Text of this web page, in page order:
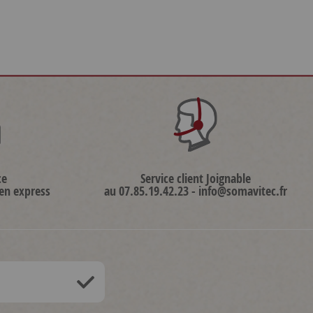
express
Service client Joignable
au 07.85.19.42.23 - info@somavitec.fr